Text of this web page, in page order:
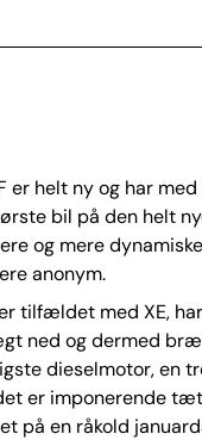
er helt ny og har
bil på den helt
og mere
anonym.
tilfældet med XE,
ned og dermed
dieselmotor, en
er imponerende
på en råkold